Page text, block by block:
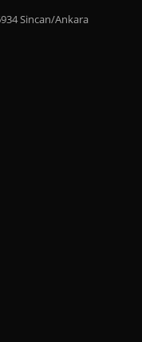
Sincan/Ankara